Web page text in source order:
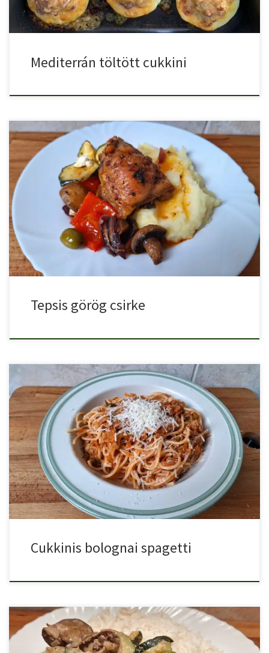
Mediterrán töltött cukkini
Tepsis görög csirke egy ízletes könnyen elkészíthető recept, ahol a
Tepsis görög csirke
Cukkinis bolognai spagetti, a hagyományos bolognai szósz
cukkinivel gazdagítva. Laktató […]
Cukkinis bolognai spagetti